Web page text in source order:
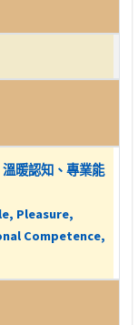
暖認知、專業能
Pleasure,
Competence,